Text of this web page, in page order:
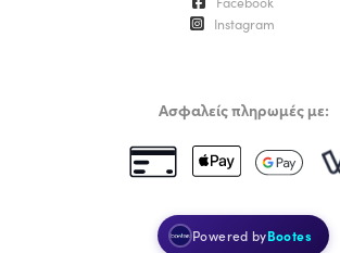
Instagram
Ασφαλείς πληρωμές με:
Powered byBootes